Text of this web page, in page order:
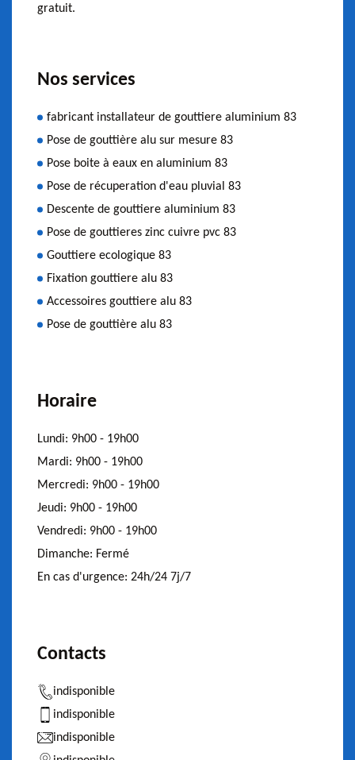
gratuit.
Nos services
fabricant installateur de gouttiere aluminium 83
Pose de gouttière alu sur mesure 83
Pose boite à eaux en aluminium 83
Pose de récuperation d'eau pluvial 83
Descente de gouttiere aluminium 83
Pose de gouttieres zinc cuivre pvc 83
Gouttiere ecologique 83
Fixation gouttiere alu 83
Accessoires gouttiere alu 83
Pose de gouttière alu 83
Horaire
Lundi: 9h00 - 19h00
Mardi: 9h00 - 19h00
Mercredi: 9h00 - 19h00
Jeudi: 9h00 - 19h00
Vendredi: 9h00 - 19h00
Dimanche: Fermé
En cas d'urgence: 24h/24 7j/7
Contacts
indisponible
indisponible
indisponible